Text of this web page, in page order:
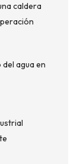
caldera
agua en